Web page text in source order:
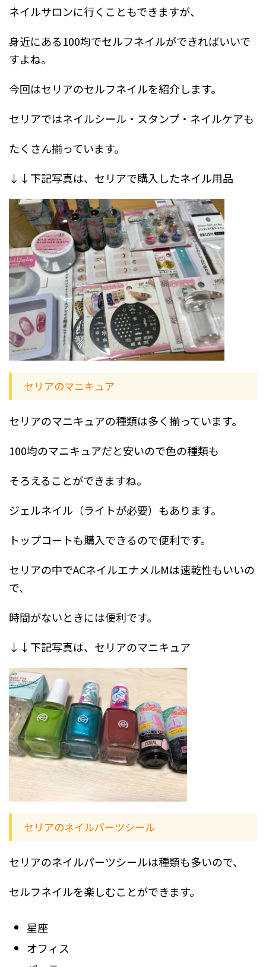
ネイルサロンに行くこともできますが、
身近にある100均でセルフネイルができればいいで
すよね。
今回はセリアのセルフネイルを紹介します。
セリアではネイルシール・スタンプ・ネイルケアも
たくさん揃っています。
↓↓下記写真は、セリアで購入したネイル用品
セリアのマニキュア
セリアのマニキュアの種類は多く揃っています。
100均のマニキュアだと安いので色の種類も
そろえることができますね。
ジェルネイル（ライトが必要）もあります。
トップコートも購入できるので便利です。
セリアの中でACネイルエナメルMは速乾性もいいの
で、
時間がないときには便利です。
↓↓下記写真は、セリアのマニキュア
セリアのネイルパーツシール
セリアのネイルパーツシールは種類も多いので、
セルフネイルを楽しむことができます。
星座
オフィス